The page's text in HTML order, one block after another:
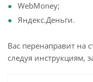
WebMoney;
Яндекс.Деньги.
Вас перенаправит на
следуя инструкциям,